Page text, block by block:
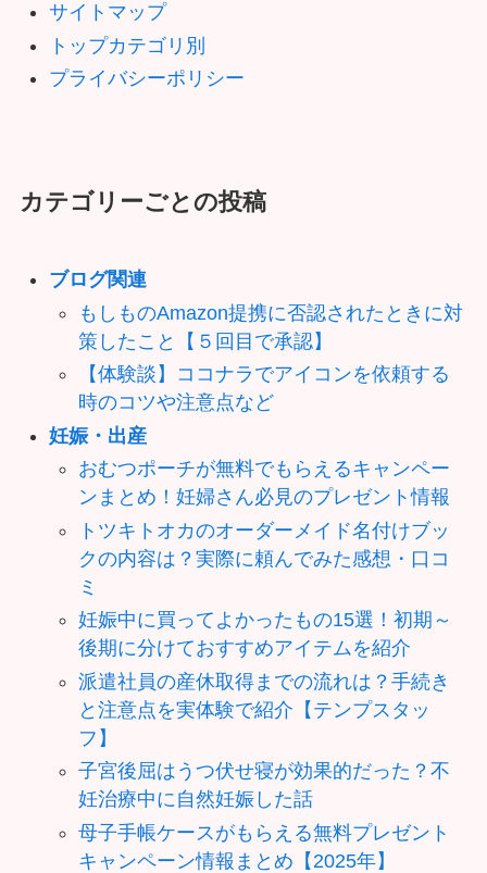
サイトマップ
トップカテゴリ別
プライバシーポリシー
カテゴリーごとの投稿
ブログ関連
もしものAmazon提携に否認されたときに対
策したこと【５回目で承認】
【体験談】ココナラでアイコンを依頼する
時のコツや注意点など
妊娠・出産
おむつポーチが無料でもらえるキャンペー
ンまとめ！妊婦さん必見のプレゼント情報
トツキトオカのオーダーメイド名付けブッ
クの内容は？実際に頼んでみた感想・口コ
ミ
妊娠中に買ってよかったもの15選！初期～
後期に分けておすすめアイテムを紹介
派遣社員の産休取得までの流れは？手続き
と注意点を実体験で紹介【テンプスタッ
フ】
子宮後屈はうつ伏せ寝が効果的だった？不
妊治療中に自然妊娠した話
母子手帳ケースがもらえる無料プレゼント
キャンペーン情報まとめ【2025年】